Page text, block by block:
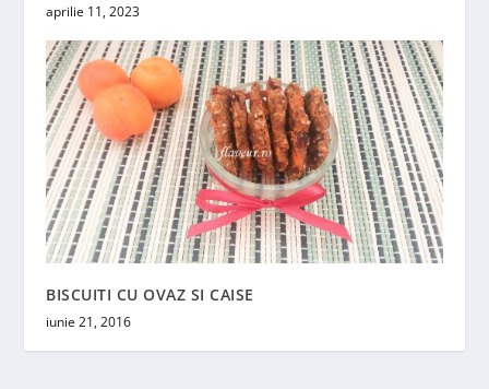
aprilie 11, 2023
BISCUITI CU OVAZ SI CAISE
iunie 21, 2016